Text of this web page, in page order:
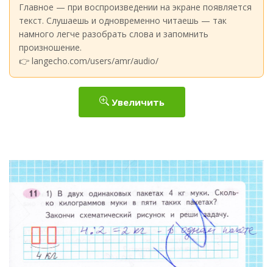
Главное — при воспроизведении на экране появляется
текст. Слушаешь и одновременно читаешь — так
намного легче разобрать слова и запомнить
произношение.
👉 langecho.com/users/amr/audio/
Увеличить